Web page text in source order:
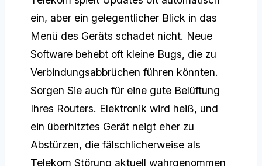
ein, aber ein gelegentlicher Blick in das
Menü des Geräts schadet nicht. Neue
Software behebt oft kleine Bugs, die zu
Verbindungsabbrüchen führen könnten.
Sorgen Sie auch für eine gute Belüftung
Ihres Routers. Elektronik wird heiß, und
ein überhitztes Gerät neigt eher zu
Abstürzen, die fälschlicherweise als
Telekom Störung aktuell wahrgenommen